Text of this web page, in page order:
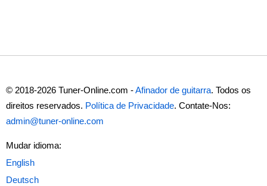
© 2018-2026 Tuner-Online.com -Afinador de guitarra. Todos os
direitos reservados. Política de Privacidade. Contate-Nos:
admin@tuner-online.com
Mudar idioma: